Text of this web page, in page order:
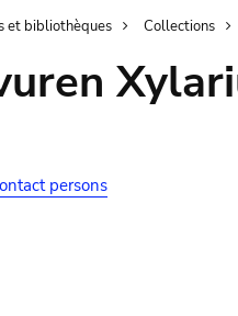
et bibliothèques Collections
persons